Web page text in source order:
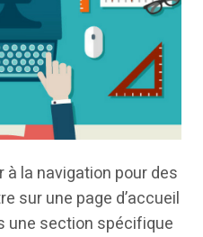
la navigation pour des
sur une page d’accueil
une section spécifique